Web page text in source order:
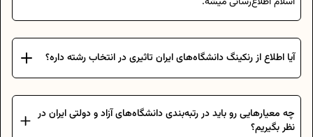
آیا اطلاع از رنکینگ دانشگاه‌های ایران تاثیری در انتخاب رشته داره؟
چه معیارهایی رو باید در رتبه‌بندی دانشگاه‌های آزاد و دولتی ایران در
نظر بگیریم؟